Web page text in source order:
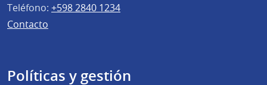
Teléfono: +598 2840 1234
Contacto
Políticas y gestión